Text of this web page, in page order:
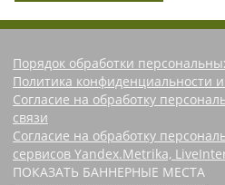
Порядок обработки
Политика конфиденциальности
Согласие на обработку
связи
Согласие на обработку
сервисов Yandex.Metrika,
ПОКАЗАТЬ БАННЕРНЫЕ МЕСТА